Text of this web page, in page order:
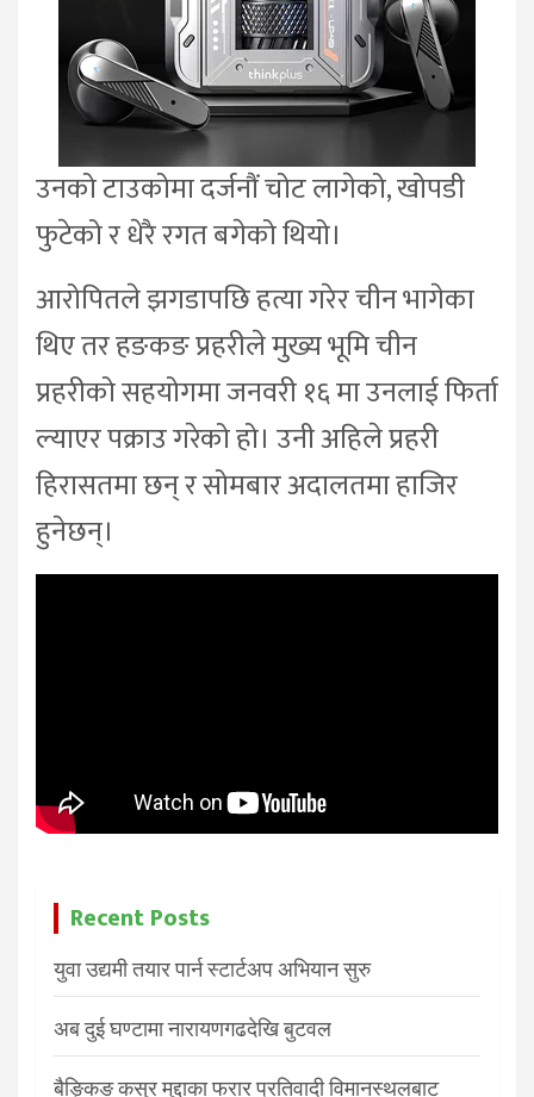
उनको टाउकोमा दर्जनौं चोट लागेको, खोपडी
फुटेको र धेरै रगत बगेको थियो।
आरोपितले झगडापछि हत्या गरेर चीन भागेका
थिए तर हङकङ प्रहरीले मुख्य भूमि चीन
प्रहरीको सहयोगमा जनवरी १६ मा उनलाई फिर्ता
ल्याएर पक्राउ गरेको हो। उनी अहिले प्रहरी
हिरासतमा छन् र सोमबार अदालतमा हाजिर
हुनेछन्।
Recent Posts
युवा उद्यमी तयार पार्न स्टार्टअप अभियान सुरु
अब दुई घण्टामा नारायणगढदेखि बुटवल
बैङ्किङ कसुर मुद्दाका फरार प्रतिवादी विमानस्थलबाट